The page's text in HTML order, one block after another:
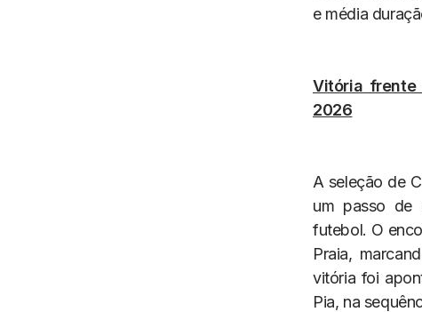
e média
Vitória frente
2026
A seleção de
um passo de
futebol. O
Praia,
vitória foi
Pia, na